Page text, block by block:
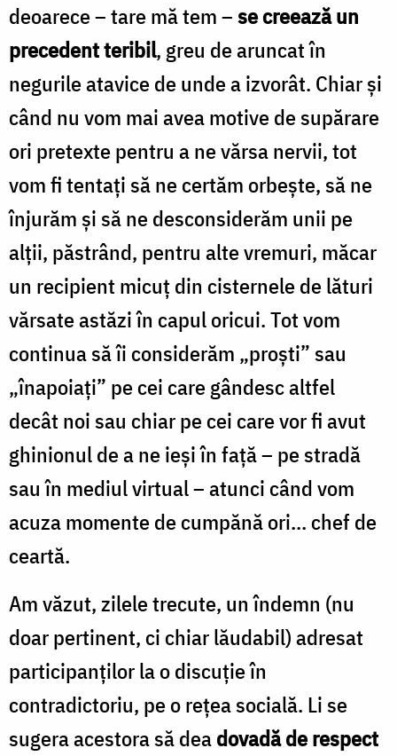
deoarece – tare mă tem –se creează un
precedent teribil, greu de aruncat în
negurile atavice de unde a izvorât. Chiar și
când nu vom mai avea motive de supărare
ori pretexte pentru a ne vărsa nervii, tot
vom fi tentați să ne certăm orbește, să ne
înjurăm și să ne desconsiderăm unii pe
alții, păstrând, pentru alte vremuri, măcar
un recipient micuț din cisternele de lături
vărsate astăzi în capul oricui. Tot vom
continua să îi considerăm „proști” sau
„înapoiați” pe cei care gândesc altfel
decât noi sau chiar pe cei care vor fi avut
ghinionul de a ne ieși în față – pe stradă
sau în mediul virtual – atunci când vom
acuza momente de cumpănă ori... chef de
ceartă.
Am văzut, zilele trecute, un îndemn (nu
doar pertinent, ci chiar lăudabil) adresat
participanților la o discuție în
contradictoriu, pe o rețea socială. Li se
sugera acestora să deadovadă de respect